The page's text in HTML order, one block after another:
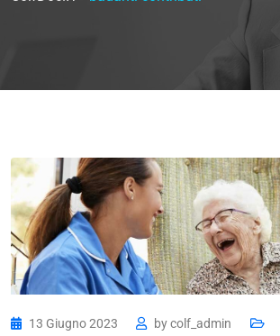
13 Giugno 2023 bycolf_admin